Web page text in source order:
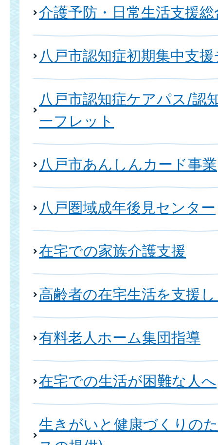
介護予防・日常生活支援
八戸市認知症初期集中支
八戸市認知症ケアパス/認
ーフレット
八戸市あんしんカード事業
八戸圏域成年後見センター
在宅での家族介護支援
高齢者の在宅生活を支援
有料老人ホーム集団指導
在宅での生活が困難な人へ
生きがいと健康づくりの